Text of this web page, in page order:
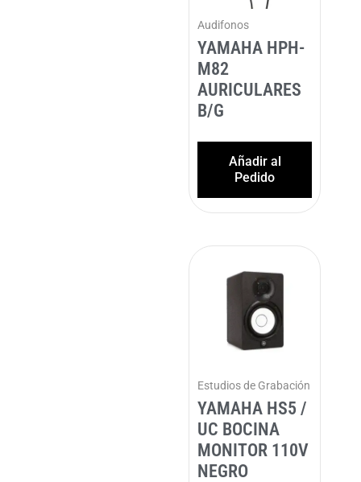
Audifonos
YAMAHA HPH-
M82
AURICULARES
B/G
Añadir al
Pedido
Estudios de Grabación
YAMAHA HS5 /
UC BOCINA
MONITOR 110V
NEGRO